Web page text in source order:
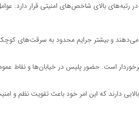
بالای شاخص‌های امنیتی قرار دارد.
می‌دهند و بیشتر جرایم محدود به سرقت‌های
است. حضور پلیس در خیابان‌ها و نقاط
دارند که این امر خود باعث تقویت نظم و